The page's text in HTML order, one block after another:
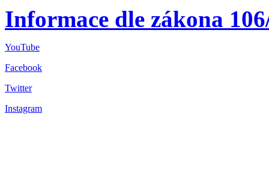
Informace dle zákona
YouTube
Facebook
Twitter
Instagram